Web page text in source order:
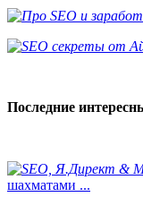
Последние
шахматами ...